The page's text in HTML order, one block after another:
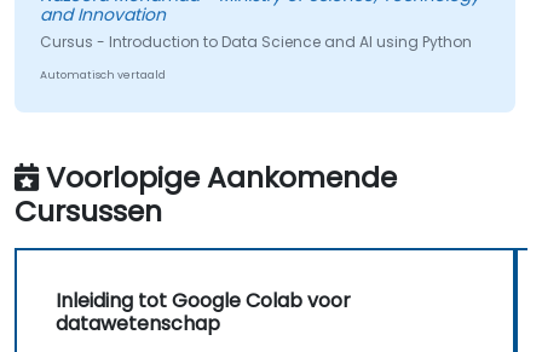
and Innovation
Cursus - Introduction to Data Science and AI using Python
Automatisch vertaald
Voorlopige Aankomende
Cursussen
Inleiding tot Google Colab voor
datawetenschap